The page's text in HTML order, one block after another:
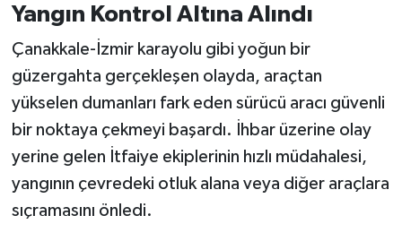
Yangın Kontrol Altına Alındı
Çanakkale-İzmir karayolu gibi yoğun bir
güzergahta gerçekleşen olayda, araçtan
yükselen dumanları fark eden sürücü aracı güvenli
bir noktaya çekmeyi başardı. İhbar üzerine olay
yerine gelen İtfaiye ekiplerinin hızlı müdahalesi,
yangının çevredeki otluk alana veya diğer araçlara
sıçramasını önledi.
MANŞET
Manyas
OLAY
OTOMOTİV
Resmi İlanlar